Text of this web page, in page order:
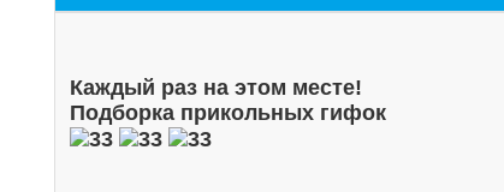
Каждый раз на этом месте!
Подборка прикольных гифок